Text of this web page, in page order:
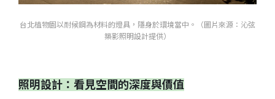
台北植物園以耐候鋼為材料的燈具，隱身於環境當中。（圖片來源：沁弦
築影照明設計提供）
照明設計：看見空間的深度與價值